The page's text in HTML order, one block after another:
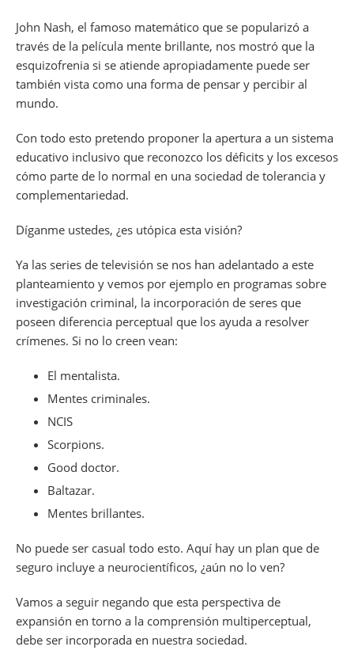
John Nash, el famoso matemático que se popularizó a
través de la película mente brillante, nos mostró que la
esquizofrenia si se atiende apropiadamente puede ser
también vista como una forma de pensar y percibir al
mundo.
Con todo esto pretendo proponer la apertura a un sistema
educativo inclusivo que reconozco los déficits y los excesos
cómo parte de lo normal en una sociedad de tolerancia y
complementariedad.
Díganme ustedes, ¿es utópica esta visión?
Ya las series de televisión se nos han adelantado a este
planteamiento y vemos por ejemplo en programas sobre
investigación criminal, la incorporación de seres que
poseen diferencia perceptual que los ayuda a resolver
crímenes. Si no lo creen vean:
El mentalista.
Mentes criminales.
NCIS
Scorpions.
Good doctor.
Baltazar.
Mentes brillantes.
No puede ser casual todo esto. Aquí hay un plan que de
seguro incluye a neurocientíficos, ¿aún no lo ven?
Vamos a seguir negando que esta perspectiva de
expansión en torno a la comprensión multiperceptual,
debe ser incorporada en nuestra sociedad.